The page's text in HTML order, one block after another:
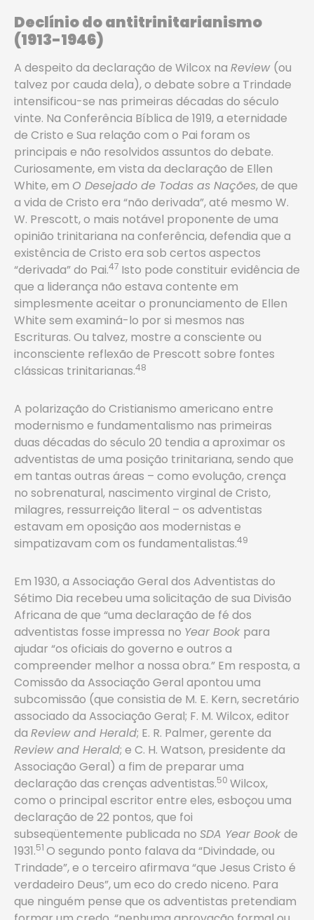
Declínio do antitrinitarianismo
(1913-1946)
A despeito da declaração de Wilcox na Review (ou
talvez por cauda dela), o debate sobre a Trindade
intensificou-se nas primeiras décadas do século
vinte. Na Conferência Bíblica de 1919, a eternidade
de Cristo e Sua relação com o Pai foram os
principais e não resolvidos assuntos do debate.
Curiosamente, em vista da declaração de Ellen
White, em O Desejado de Todas as Nações, de que
a vida de Cristo era “não derivada”, até mesmo W.
W. Prescott, o mais notável proponente de uma
opinião trinitariana na conferência, defendia que a
existência de Cristo era sob certos aspectos
“derivada” do Pai.47 Isto pode constituir evidência de
que a liderança não estava contente em
simplesmente aceitar o pronunciamento de Ellen
White sem examiná-lo por si mesmos nas
Escrituras. Ou talvez, mostre a consciente ou
inconsciente reflexão de Prescott sobre fontes
clássicas trinitarianas.48
A polarização do Cristianismo americano entre
modernismo e fundamentalismo nas primeiras
duas décadas do século 20 tendia a aproximar os
adventistas de uma posição trinitariana, sendo que
em tantas outras áreas – como evolução, crença
no sobrenatural, nascimento virginal de Cristo,
milagres, ressurreição literal – os adventistas
estavam em oposição aos modernistas e
simpatizavam com os fundamentalistas.49
Em 1930, a Associação Geral dos Adventistas do
Sétimo Dia recebeu uma solicitação de sua Divisão
Africana de que “uma declaração de fé dos
adventistas fosse impressa no Year Book para
ajudar “os oficiais do governo e outros a
compreender melhor a nossa obra.” Em resposta, a
Comissão da Associação Geral apontou uma
subcomissão (que consistia de M. E. Kern, secretário
associado da Associação Geral; F. M. Wilcox, editor
da Review and Herald; E. R. Palmer, gerente da
Review and Herald; e C. H. Watson, presidente da
Associação Geral) a fim de preparar uma
declaração das crenças adventistas.50 Wilcox,
como o principal escritor entre eles, esboçou uma
declaração de 22 pontos, que foi
subseqüentemente publicada no SDA Year Bookde
1931.51 O segundo ponto falava da “Divindade, ou
Trindade”, e o terceiro afirmava “que Jesus Cristo é
verdadeiro Deus”, um eco do credo niceno. Para
que ninguém pense que os adventistas pretendiam